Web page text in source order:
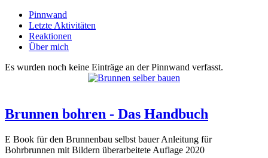
Pinnwand
Letzte Aktivitäten
Reaktionen
Über mich
Es wurden noch keine Einträge an der Pinnwand verfasst.
Brunnen bohren - Das Handbuch
E Book für den Brunnenbau selbst bauer Anleitung für
Bohrbrunnen mit Bildern überarbeitete Auflage 2020